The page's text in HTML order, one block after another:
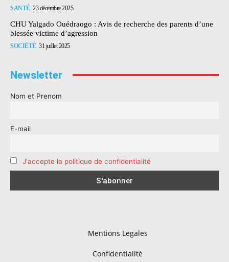
SANTÉ 23 décembre 2025
CHU Yalgado Ouédraogo : Avis de recherche des parents d’une
blessée victime d’agression
SOCIÉTÉ 31 juillet 2025
Newsletter
Nom et Prenom
E-mail
J'accepte la politique de confidentialité
Mentions Legales
Confidentialité